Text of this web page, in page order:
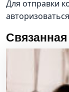
Для отправки
авторизоваться